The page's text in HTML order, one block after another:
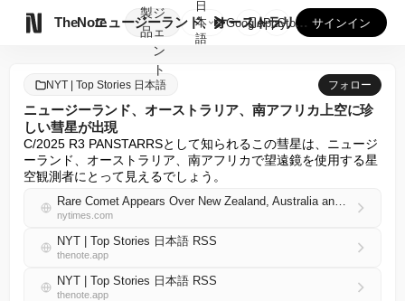
TheNote
製
品
ジ
ェ
ン
ト
ニュージーランド、オーストラリア、南アフリカ上空に珍しい彗星...
日
本
語
GooglePlay
AppStore サインイン
NYT | Top Stories 日本語 フォロー
ニュージーランド、オーストラリア、南アフリカ上空に珍
しい彗星が出現
C/2025 R3 PANSTARRSとして知られるこの彗星は、ニュージ
ーランド、オーストラリア、南アフリカで望遠鏡を使用する星
空観測者にとって見えるでしょう。
Rare Comet Appears Over New Zealand, Australia and South Africa
nytimes.com
NYT | Top Stories 日本語 RSS
thenote.app
NYT | Top Stories 日本語 RSS
thenote.app